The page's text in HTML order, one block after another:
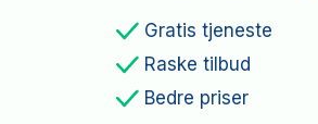
Gratis tjeneste
Raske tilbud
Bedre priser